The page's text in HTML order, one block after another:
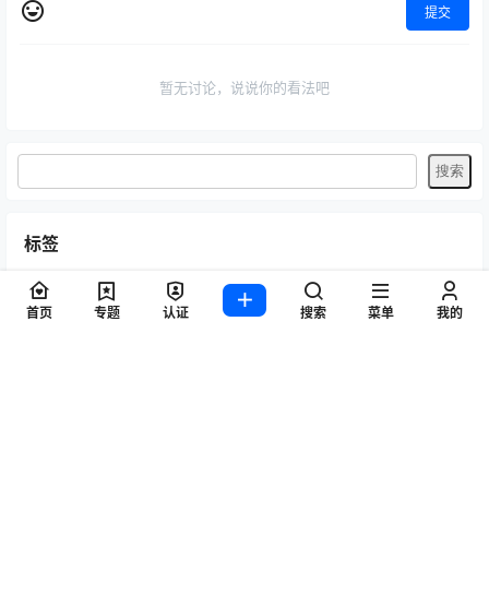
提交
暂无讨论，说说你的看法吧
标签
Byoru LRXX Natsuko夏夏子 rioko凉凉子 Umeko J
yiko湿润兔
yuuhui玉汇 ZinieQ 丽柜 咬一口兔娘
唐安琪
首页 专题 认证 搜索 菜单 我的